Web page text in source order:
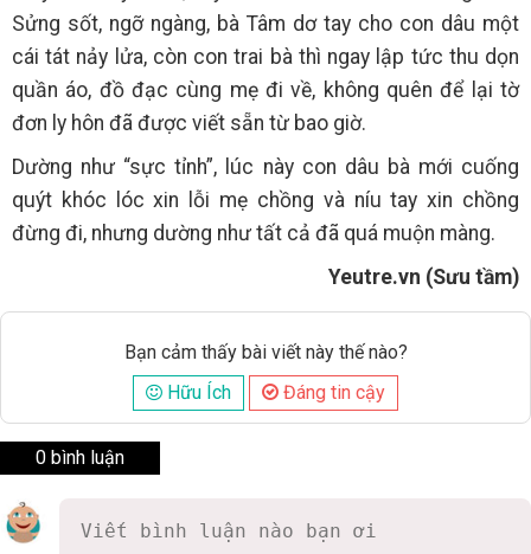
Sửng sốt, ngỡ ngàng, bà Tâm dơ tay cho con dâu một
cái tát nảy lửa, còn con trai bà thì ngay lập tức thu dọn
quần áo, đồ đạc cùng mẹ đi về, không quên để lại tờ
đơn ly hôn đã được viết sẵn từ bao giờ.
Dường như “sực tỉnh”, lúc này con dâu bà mới cuống
quýt khóc lóc xin lỗi mẹ chồng và níu tay xin chồng
đừng đi, nhưng dường như tất cả đã quá muộn màng.
Yeutre.vn (Sưu tầm)
Bạn cảm thấy bài viết này thế nào?
Hữu Ích
Đáng tin cậy
0 bình luận